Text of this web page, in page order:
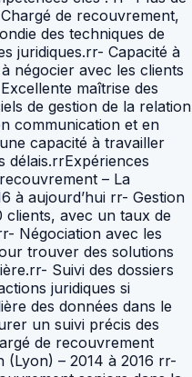
de recouvrement,
des techniques de
juridiques.rr- Capacité à
négocier avec les clients
maîtrise des
de gestion de la relation
communication et en
capacité à travailler
délais.rrExpériences
– La
à aujourd’hui rr- Gestion
clients, avec un taux de
Négociation avec les
trouver des solutions
Suivi des dossiers
juridiques si
des données dans le
un suivi précis des
de recouvrement
(Lyon) – 2014 à 2016 rr-